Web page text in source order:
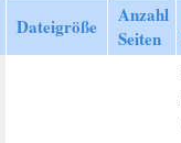
Dateigröße
Anzahl
Seiten